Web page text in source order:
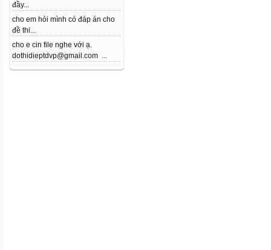
đầy...
cho em hỏi mình có đáp án cho
đề thi...
cho e cin file nghe với ạ.
dothidieptdvp@gmail.com ...